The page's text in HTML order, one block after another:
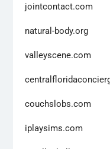
jointcontact.com
natural-body.org
valleyscene.com
couchslobs.com
iplaysims.com